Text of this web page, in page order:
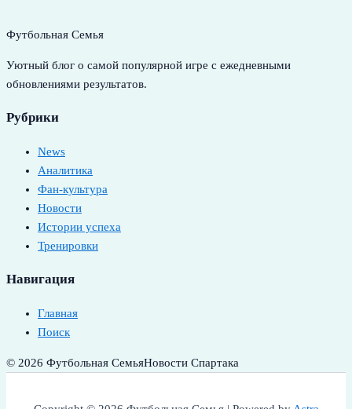
Футбольная Семья
Уютный блог о самой популярной игре с ежедневными
обновлениями результатов.
Рубрики
News
Аналитика
Фан-культура
Новости
Истории успеха
Тренировки
Навигация
Главная
Поиск
© 2026 Футбольная СемьяНовости Спартака